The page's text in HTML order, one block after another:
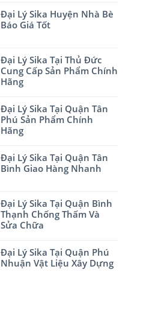
Đại Lý Sika Huyện Nhà Bè
Báo Giá Tốt
Đại Lý Sika Tại Thủ Đức
Cung Cấp Sản Phẩm Chính
Hãng
Đại Lý Sika Tại Quận Tân
Phú Sản Phẩm Chính
Hãng
Đại Lý Sika Tại Quận Tân
Bình Giao Hàng Nhanh
Đại Lý Sika Tại Quận Bình
Thạnh Chống Thấm Và
Sửa Chữa
Đại Lý Sika Tại Quận Phú
Nhuận Vật Liệu Xây Dựng